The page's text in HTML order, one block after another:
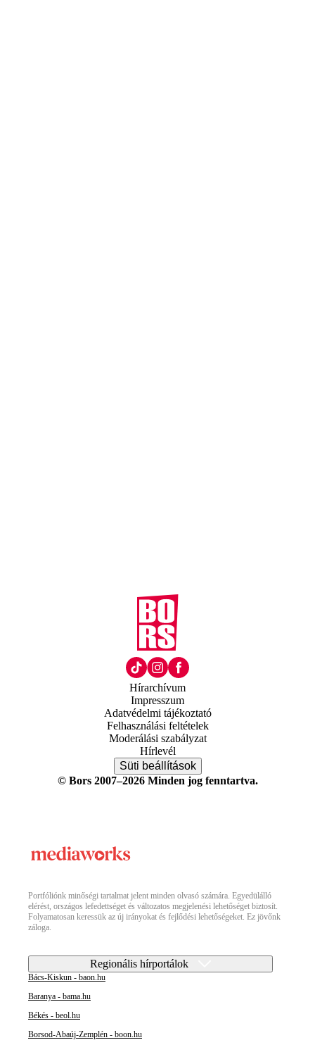
Hírarchívum
Impresszum
Adatvédelmi tájékoztató
Felhasználási feltételek
Moderálási szabályzat
Hírlevél
Süti beállítások
© Bors 2007–2026 Minden jog fenntartva.
Portfóliónk minőségi tartalmat jelent minden olvasó számára. Egyedülálló
elérést, országos lefedettséget és változatos megjelenési lehetőséget biztosít.
Folyamatosan keressük az új irányokat és fejlődési lehetőségeket. Ez jövőnk
záloga.
Regionális hírportálok
Bács-Kiskun - baon.hu
Baranya - bama.hu
Békés - beol.hu
Borsod-Abaúj-Zemplén - boon.hu